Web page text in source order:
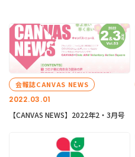
2022.03.01
会報誌CANVAS NEWS
【CANVAS NEWS】2022年2・3月号